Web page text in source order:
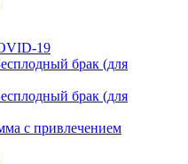
19
брак (для
брак (для
с привлечением